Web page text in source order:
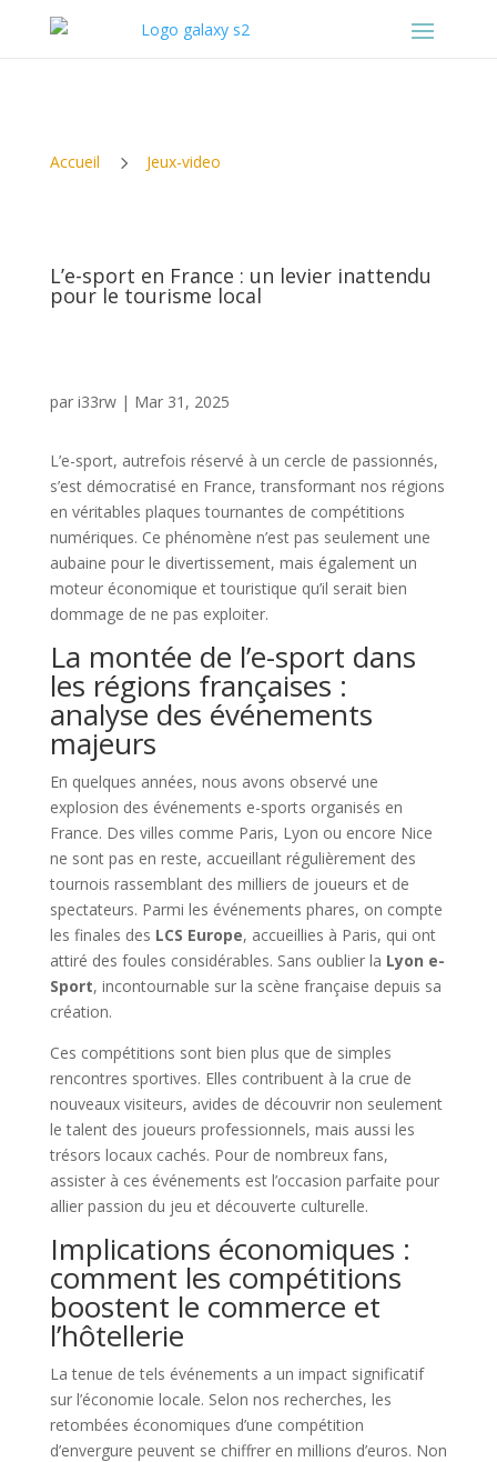
Accueil 5 Jeux-video
L’e-sport en France : un levier inattendu
pour le tourisme local
par i33rw| Mar 31, 2025
L’e-sport, autrefois réservé à un cercle de passionnés,
s’est démocratisé en France, transformant nos régions
en véritables plaques tournantes de compétitions
numériques. Ce phénomène n’est pas seulement une
aubaine pour le divertissement, mais également un
moteur économique et touristique qu’il serait bien
dommage de ne pas exploiter.
La montée de l’e-sport dans
les régions françaises :
analyse des événements
majeurs
En quelques années, nous avons observé une
explosion des événements e-sports organisés en
France. Des villes comme Paris, Lyon ou encore Nice
ne sont pas en reste, accueillant régulièrement des
tournois rassemblant des milliers de joueurs et de
spectateurs. Parmi les événements phares, on compte
les finales des LCS Europe, accueillies à Paris, qui ont
attiré des foules considérables. Sans oublier la Lyon e-
Sport, incontournable sur la scène française depuis sa
création.
Ces compétitions sont bien plus que de simples
rencontres sportives. Elles contribuent à la crue de
nouveaux visiteurs, avides de découvrir non seulement
le talent des joueurs professionnels, mais aussi les
trésors locaux cachés. Pour de nombreux fans,
assister à ces événements est l’occasion parfaite pour
allier passion du jeu et découverte culturelle.
Implications économiques :
comment les compétitions
boostent le commerce et
l’hôtellerie
La tenue de tels événements a un impact significatif
sur l’économie locale. Selon nos recherches, les
retombées économiques d’une compétition
d’envergure peuvent se chiffrer en millions d’euros. Non